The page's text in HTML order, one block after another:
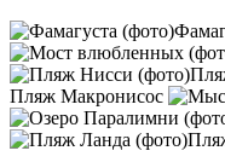
Пляж Макронисос